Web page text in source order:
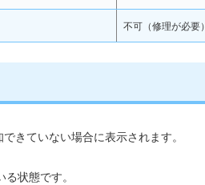
不可（修理が必要）
きていない場合に表示されます。
状態です。